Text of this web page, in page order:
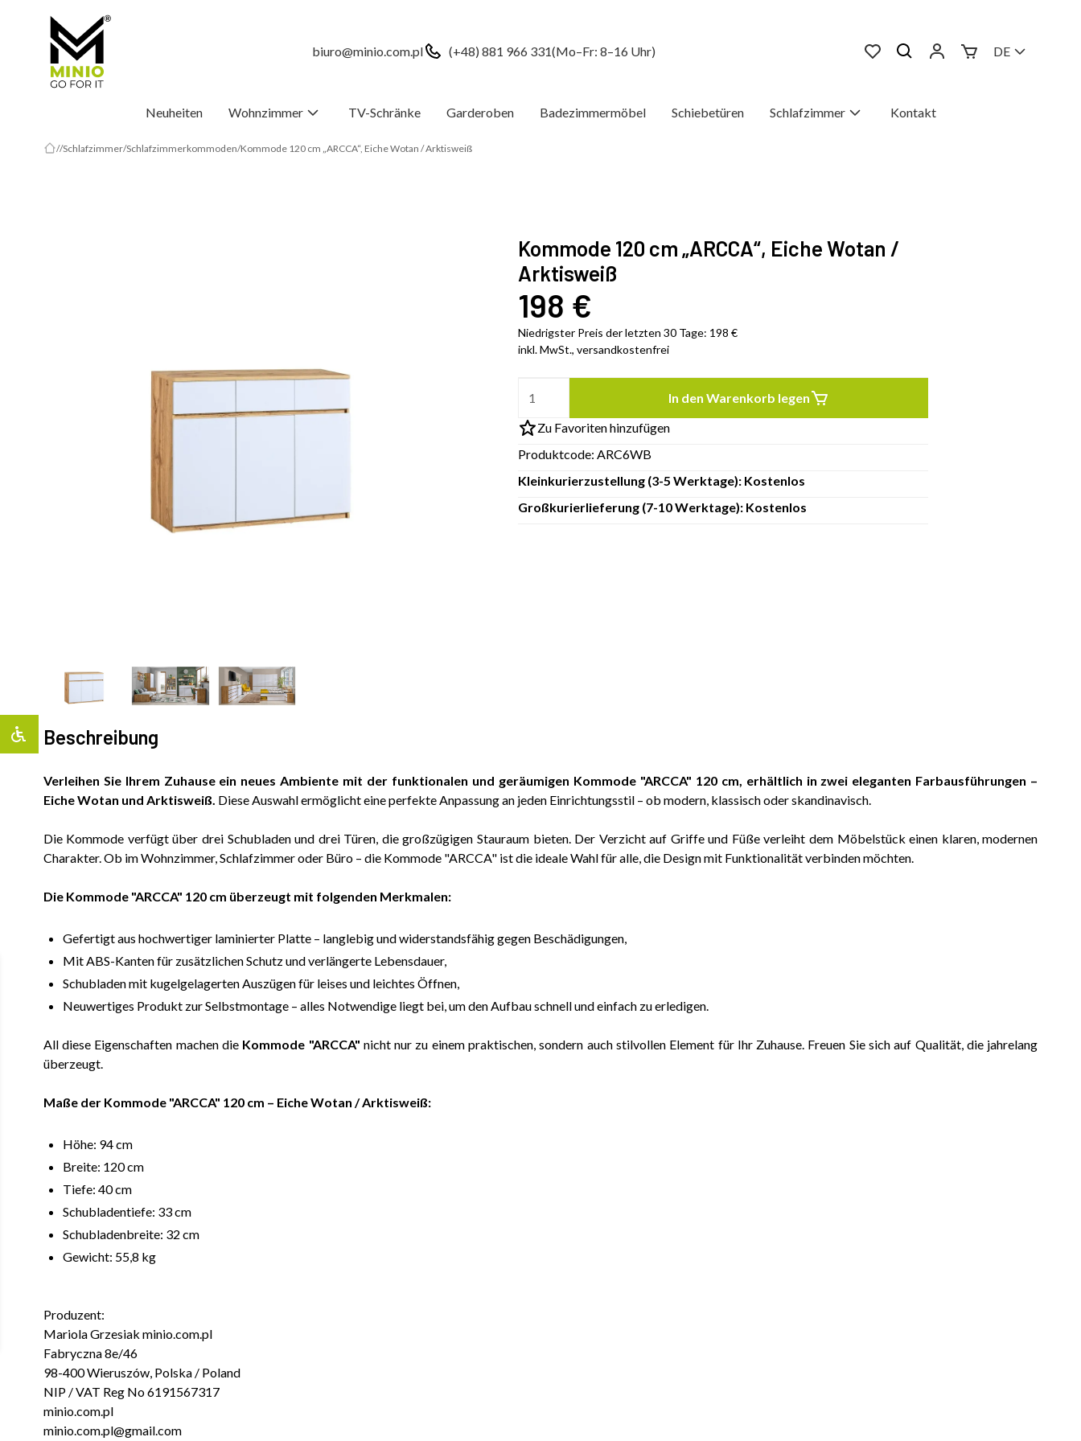
biuro@minio.com.pl (+48) 881 966 331(Mo–Fr: 8–16 Uhr) DE
Neuheiten Wohnzimmer TV-Schränke Garderoben Badezimmermöbel Schiebetüren Schlafzimmer Kontakt
Schlafzimmer Schlafzimmerkommoden Kommode 120 cm „ARCCA“, Eiche Wotan / Arktisweiß
Kommode 120 cm „ARCCA“, Eiche Wotan /
Arktisweiß
198 €
Niedrigster Preis der letzten 30 Tage: 198 €
inkl. MwSt., versandkostenfrei
In den Warenkorb legen
Zu Favoriten hinzufügen
Produktcode: ARC6WB
Kleinkurierzustellung (3-5 Werktage): Kostenlos
Großkurierlieferung (7-10 Werktage): Kostenlos
Beschreibung
Verleihen Sie Ihrem Zuhause ein neues Ambiente mit der funktionalen und geräumigen Kommode "ARCCA" 120 cm, erhältlich in zwei eleganten Farbausführungen –
Eiche Wotan und Arktisweiß. Diese Auswahl ermöglicht eine perfekte Anpassung an jeden Einrichtungsstil – ob modern, klassisch oder skandinavisch.
Die Kommode verfügt über drei Schubladen und drei Türen, die großzügigen Stauraum bieten. Der Verzicht auf Griffe und Füße verleiht dem Möbelstück einen klaren, modernen
Charakter. Ob im Wohnzimmer, Schlafzimmer oder Büro – die Kommode "ARCCA" ist die ideale Wahl für alle, die Design mit Funktionalität verbinden möchten.
Die Kommode "ARCCA" 120 cm überzeugt mit folgenden Merkmalen:
Gefertigt aus hochwertiger laminierter Platte – langlebig und widerstandsfähig gegen Beschädigungen,
Mit ABS-Kanten für zusätzlichen Schutz und verlängerte Lebensdauer,
Schubladen mit kugelgelagerten Auszügen für leises und leichtes Öffnen,
Neuwertiges Produkt zur Selbstmontage – alles Notwendige liegt bei, um den Aufbau schnell und einfach zu erledigen.
All diese Eigenschaften machen die Kommode "ARCCA" nicht nur zu einem praktischen, sondern auch stilvollen Element für Ihr Zuhause. Freuen Sie sich auf Qualität, die jahrelang
überzeugt.
Maße der Kommode "ARCCA" 120 cm – Eiche Wotan / Arktisweiß:
Höhe: 94 cm
Breite: 120 cm
Tiefe: 40 cm
Schubladentiefe: 33 cm
Schubladenbreite: 32 cm
Gewicht: 55,8 kg
Produzent:
Mariola Grzesiak minio.com.pl
Fabryczna 8e/46
98-400 Wieruszów, Polska / Poland
NIP / VAT Reg No 6191567317
minio.com.pl
minio.com.pl@gmail.com